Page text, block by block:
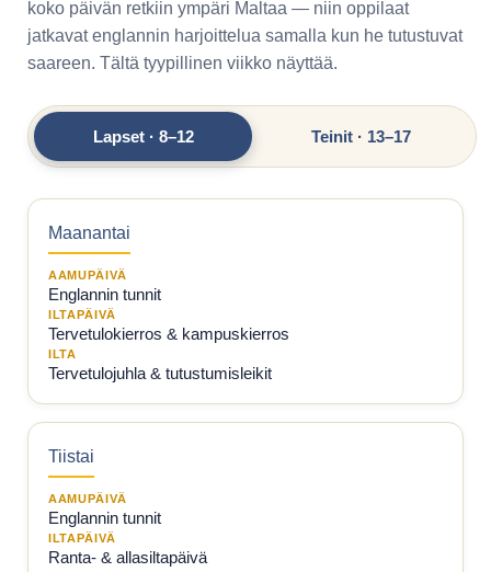
koko päivän retkiin ympäri Maltaa — niin oppilaat
jatkavat englannin harjoittelua samalla kun he tutustuvat
saareen. Tältä tyypillinen viikko näyttää.
Lapset · 8–12 Teinit · 13–17
Maanantai
AAMUPÄIVÄ
Englannin tunnit
ILTAPÄIVÄ
Tervetulokierros & kampuskierros
ILTA
Tervetulojuhla & tutustumisleikit
Tiistai
AAMUPÄIVÄ
Englannin tunnit
ILTAPÄIVÄ
Ranta- & allasiltapäivä